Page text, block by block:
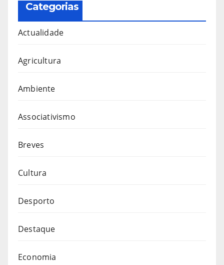
Categorias
Actualidade
Agricultura
Ambiente
Associativismo
Breves
Cultura
Desporto
Destaque
Economia